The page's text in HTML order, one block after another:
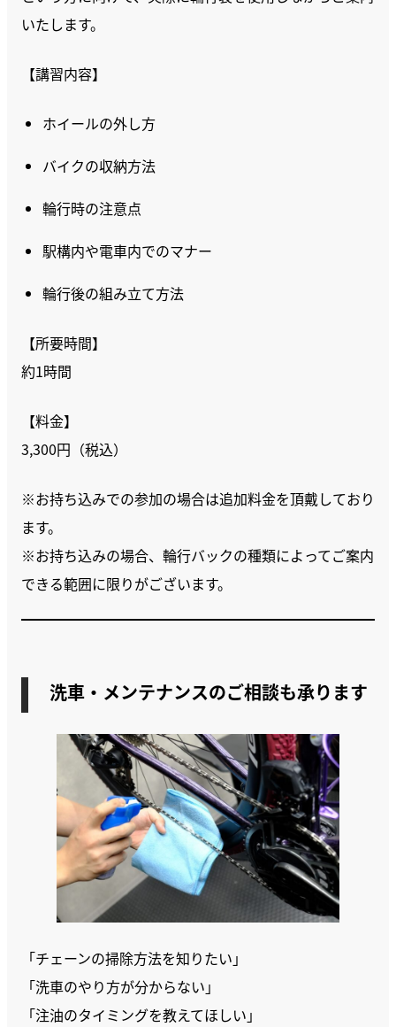
いたします。
【講習内容】
ホイールの外し方
バイクの収納方法
輪行時の注意点
駅構内や電車内でのマナー
輪行後の組み立て方法
【所要時間】
約1時間
【料金】
3,300円（税込）
※お持ち込みでの参加の場合は追加料金を頂戴しており
ます。
※お持ち込みの場合、輪行バックの種類によってご案内
できる範囲に限りがございます。
洗車・メンテナンスのご相談も承ります
「チェーンの掃除方法を知りたい」
「洗車のやり方が分からない」
「注油のタイミングを教えてほしい」